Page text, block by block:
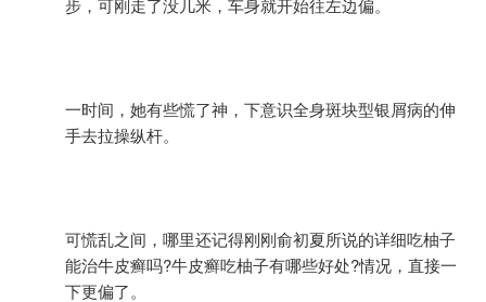
步，可刚走了没几米，车身就开始往左边偏。
一时间，她有些慌了神，下意识全身斑块型银屑病的伸
手去拉操纵杆。
可慌乱之间，哪里还记得刚刚俞初夏所说的详细吃柚子
能治牛皮癣吗?牛皮癣吃柚子有哪些好处?情况，直接一
下更偏了。